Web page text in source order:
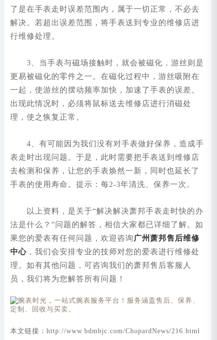
了是在手表走时误差范围内，属于一切正常，不必去
解决。若超出误差范围，将手表送到专业的维修店进
行维修处理。
3、当手表与磁场接触时，就会被磁化，游丝则是
更易被磁化的零件之一。在磁化过程中，游丝吸附在
一起，使游丝的摆动频率加快，加速了手表的误差。
出现此情况时，必须将鼠标送去维修店进行消磁处
理，使之恢复正常。
4、有可能因为我们没有对手表做好保养，造成手
表走时出现问题。于是，此时需要把手表送到维修店
去检测和保养，让您的手表焕然一新，同时也延长了
手表的使用寿命。提示：每2-3年清洗、保养一次。
以上资料，是关于“解决解决萧邦手表走时快的办
法是什么？”问题的解答，相信大家都已详细了解。如
果您的爱表有任何问题，欢迎咨询 广州萧邦售后维修
中心，我们会安排专业的技师对您的爱表进行维修处
理。如有其他问题，可咨询我们的萧邦售后客服人
员，我们将为您解答所有问题！
本文链接：http://www.bdmbjc.com/ChopardNews/216.html